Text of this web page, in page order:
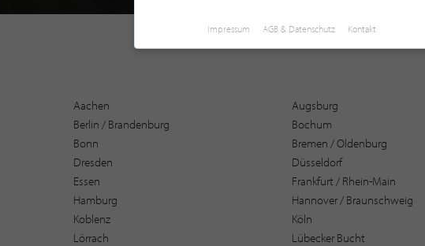
Aachen
Augsburg
Berlin / Brandenburg
Bochum
Bonn
Bremen / Oldenburg
Dresden
Düsseldorf
Essen
Frankfurt / Rhein-Main
Hamburg
Hannover / Braunschweig
Koblenz
Köln
Lörrach
Lübecker Bucht
Impressum AGB & Datenschutz Kontakt